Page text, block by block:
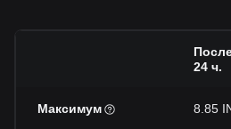
24 ч.
Максимум 8.85